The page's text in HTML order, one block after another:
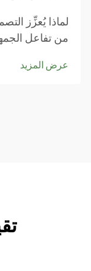
لماذا يُعزِّز
من تفاعل
الزجاجية
من الأعمدة
عرض المزيد